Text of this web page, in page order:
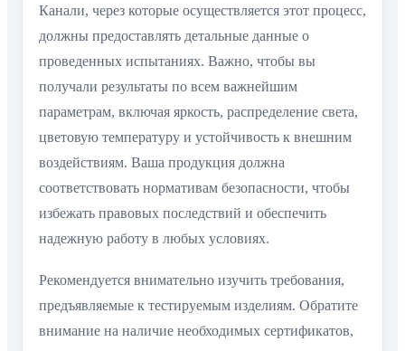
Канали, через которые осуществляется этот процесс,
должны предоставлять детальные данные о
проведенных испытаниях. Важно, чтобы вы
получали результаты по всем важнейшим
параметрам, включая яркость, распределение света,
цветовую температуру и устойчивость к внешним
воздействиям. Ваша продукция должна
соответствовать нормативам безопасности, чтобы
избежать правовых последствий и обеспечить
надежную работу в любых условиях.
Рекомендуется внимательно изучить требования,
предъявляемые к тестируемым изделиям. Обратите
внимание на наличие необходимых сертификатов,